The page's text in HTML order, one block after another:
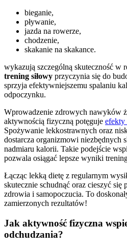
bieganie,
pływanie,
jazda na rowerze,
chodzenie,
skakanie na skakance.
wykazują szczególną skuteczność w
trening siłowy przyczynia się do
sprzyja efektywniejszemu spalaniu
odpoczynku.
Wprowadzenie zdrowych nawyków
aktywnością fizyczną potęguje efekty
Spożywanie lekkostrawnych oraz
dostarcza organizmowi niezbędnych
nadmiaru kalorii. Takie podejście
pozwala osiągać lepsze wyniki
Łącząc lekką dietę z regularnym
skutecznie schudnąć oraz cieszyć się
zdrowia i samopoczucia. To
zamierzonych rezultatów!
Jak aktywność fizyczna
odchudzania?